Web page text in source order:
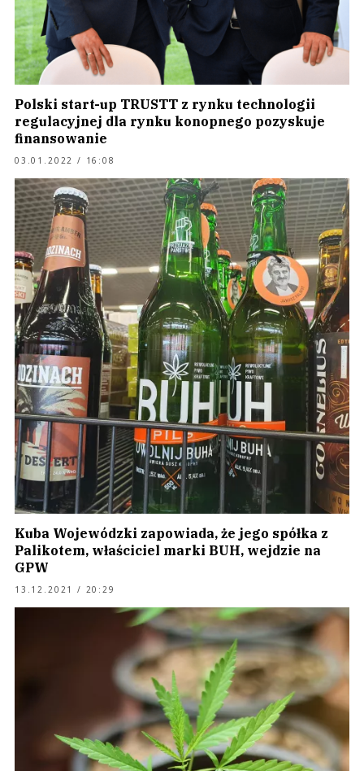
Polski start-up TRUSTT z rynku technologii
regulacyjnej dla rynku konopnego pozyskuje
finansowanie
03.01.2022 / 16:08
Kuba Wojewódzki zapowiada, że jego spółka z
Palikotem, właściciel marki BUH, wejdzie na
GPW
13.12.2021 / 20:29